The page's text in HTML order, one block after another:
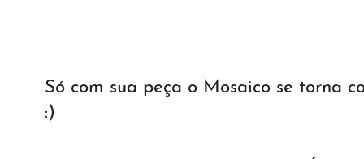
Só com sua peça o Mosaico se torna
:)